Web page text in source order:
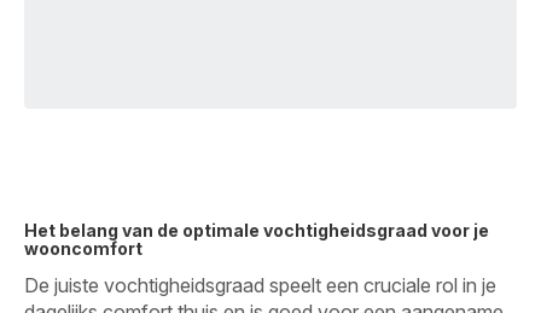
Het belang van de optimale vochtigheidsgraad voor je
wooncomfort
De juiste vochtigheidsgraad speelt een cruciale rol in je